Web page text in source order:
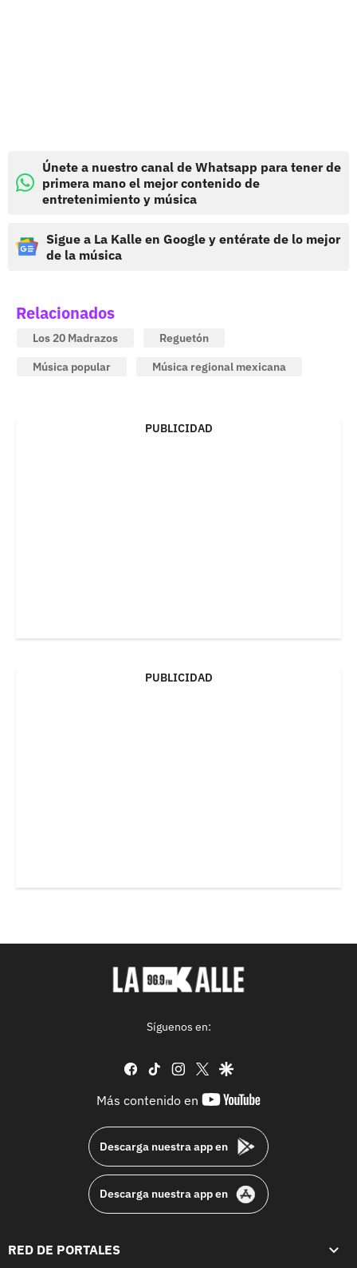
Únete a nuestro canal de Whatsapp para tener de
primera mano el mejor contenido de
entretenimiento y música
Sigue a La Kalle en Google y entérate de lo mejor
de la música
Relacionados
Los 20 Madrazos
Reguetón
Música popular
Música regional mexicana
PUBLICIDAD
PUBLICIDAD
Síguenos en:
facebook
tiktok instagram
twittergoogle
Más contenido en
youtube-
Descarga nuestra app en
Descarga nuestra app en
RED DE PORTALES